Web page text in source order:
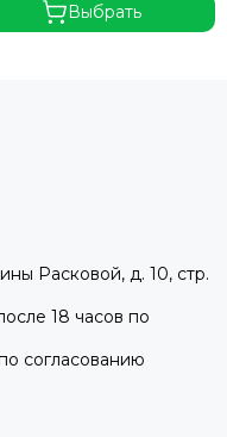
Выбрать
Расковой, д. 10, стр.
18 часов по
согласованию